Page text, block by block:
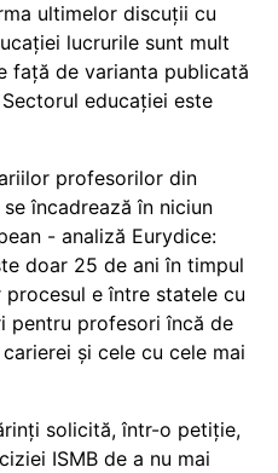
ultimelor discuții cu
lucrurile sunt mult
față de varianta publicată
educației este
profesorilor din
se încadrează în niciun
- analiză Eurydice:
doar 25 de ani în timpul
procesul e între statele cu
pentru profesori încă de
și cele cu cele mai
solicită, într-o petiție,
ISMB de a nu mai